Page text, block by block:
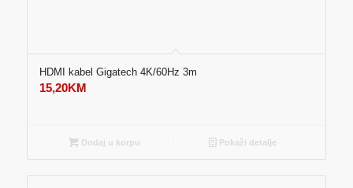
HDMI kabel Gigatech 4K/60Hz 3m
15,20KM
Dodaj u korpu Pokaži detalje